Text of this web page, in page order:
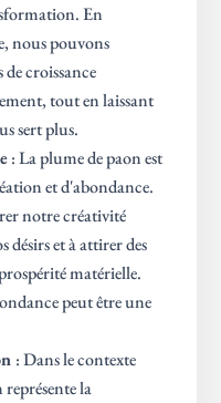
En
nous pouvons
croissance
tout en laissant
sert plus.
: La plume de paon est
et d'abondance.
notre créativité
désirs et à attirer des
matérielle.
peut être une
: Dans le contexte
la